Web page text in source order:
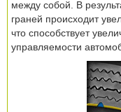
между собой. В
граней происходит
что способствует
управляемости